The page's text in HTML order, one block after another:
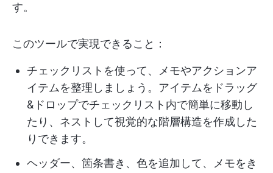
す。
このツールで実現できること：
チェックリストを使って、メモやアクションア
イテムを整理しましょう。アイテムをドラッグ
&ドロップでチェックリスト内で簡単に移動し
たり、ネストして視覚的な階層構造を作成した
りできます。
ヘッダー、箇条書き、色を追加して、メモをき